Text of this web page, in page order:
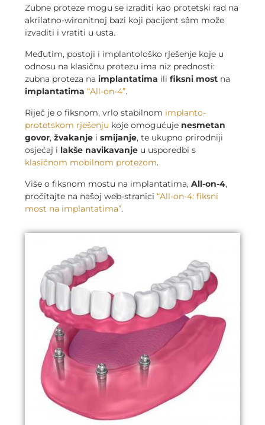
Zubne proteze mogu se izraditi kao protetski rad na
akrilatno-wironitnoj bazi koji pacijent sâm može
izvaditi i vratiti u usta.
Međutim, postoji i implantološko rješenje koje u
odnosu na klasičnu protezu ima niz prednosti:
zubna proteza na implantatima ili fiksni most na
implantatima “All-on-4”.
Riječ je o fiksnom, vrlo stabilnom implanto-
protetskom rješenju koje omogućuje nesmetan
govor, žvakanje i smijanje, te ukupno prirodniji
osjećaj i lakše navikavanje u usporedbi s
klasičnom mobilnom protezom.
Više o fiksnom mostu na implantatima, All-on-4,
pročitajte na našoj web-stranici “All-on-4: fiksni
most na implantatima”.